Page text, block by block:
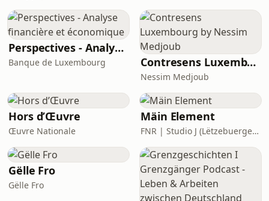
Perspectives - Analyse financière et économique
Banque de Luxembourg Contresens Luxembourg by Nessim Medjoub
Nessim Medjoub
Hors d’Œuvre
Œuvre Nationale
Mäin Element
FNR | Studio J (Lëtzebuerger Journal)
Gëlle Fro
Gëlle Fro